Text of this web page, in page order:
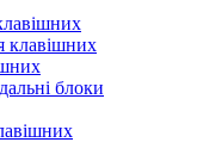
клавішних
блоки